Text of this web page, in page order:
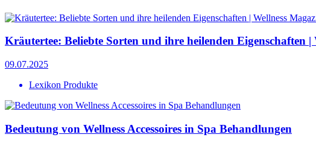
Kräutertee: Beliebte Sorten und ihre heilenden Eigenschaften |
09.07.2025
Lexikon Produkte
Bedeutung von Wellness Accessoires in Spa Behandlungen